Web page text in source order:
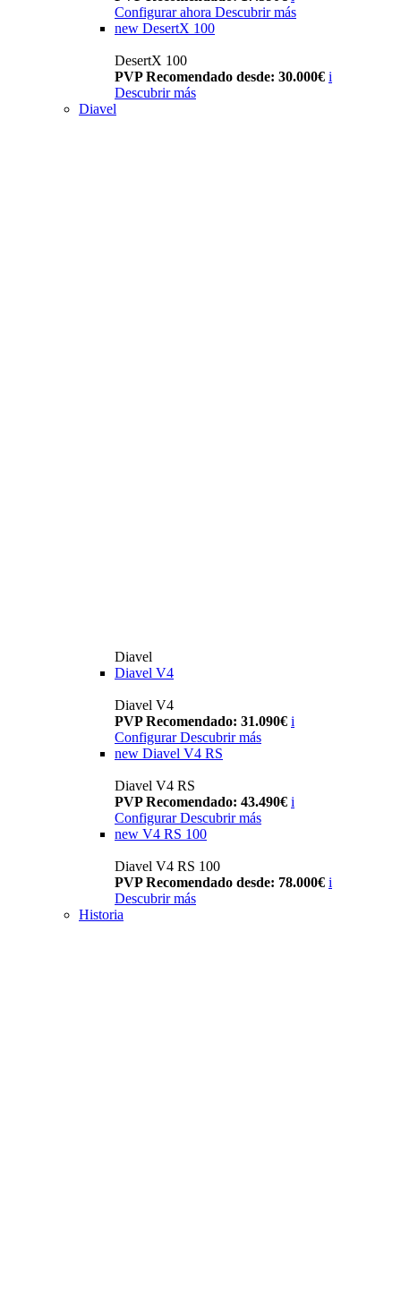
Configurar ahora Descubrir más
new DesertX 100
DesertX 100
PVP Recomendado desde: 30.000€ i
Descubrir más
Diavel
Diavel
Diavel V4
Diavel V4
PVP Recomendado: 31.090€ i
Configurar Descubrir más
new Diavel V4 RS
Diavel V4 RS
PVP Recomendado: 43.490€ i
Configurar Descubrir más
new V4 RS 100
Diavel V4 RS 100
PVP Recomendado desde: 78.000€ i
Descubrir más
Historia